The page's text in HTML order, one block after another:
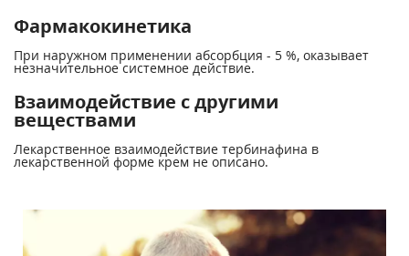
Фармакокинетика
При наружном применении абсорбция - 5 %, оказывает
незначительное системное действие.
Взаимодействие с другими
веществами
Лекарственное взаимодействие тербинафина в
лекарственной форме крем не описано.